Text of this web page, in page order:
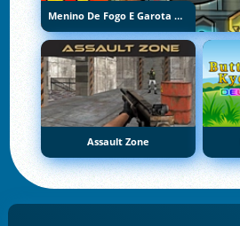
Menino De Fogo E Garota De Água 5: Elementos
Assault Zone